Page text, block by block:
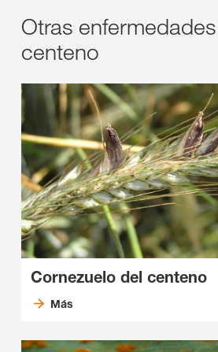
Otras
centeno
Cornezuelo del centeno
Más